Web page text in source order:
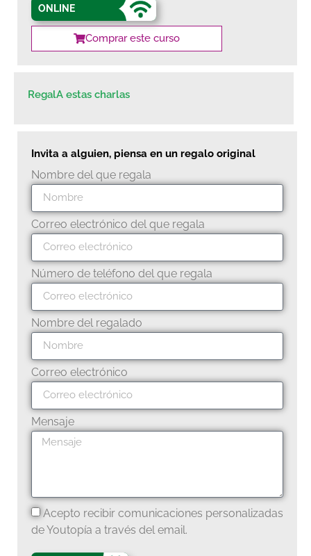
ONLINE
Comprar este curso
RegalA estas charlas
Invita a alguien, piensa en un regalo original
Nombre del que regala
Correo electrónico del que regala
Número de teléfono del que regala
Nombre del regalado
Correo electrónico
Mensaje
Acepto recibir comunicaciones personalizadas
de Youtopía a través del email.